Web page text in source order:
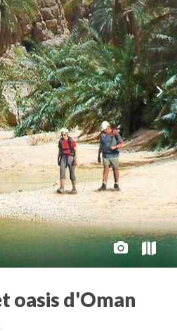
oasis d'Oman